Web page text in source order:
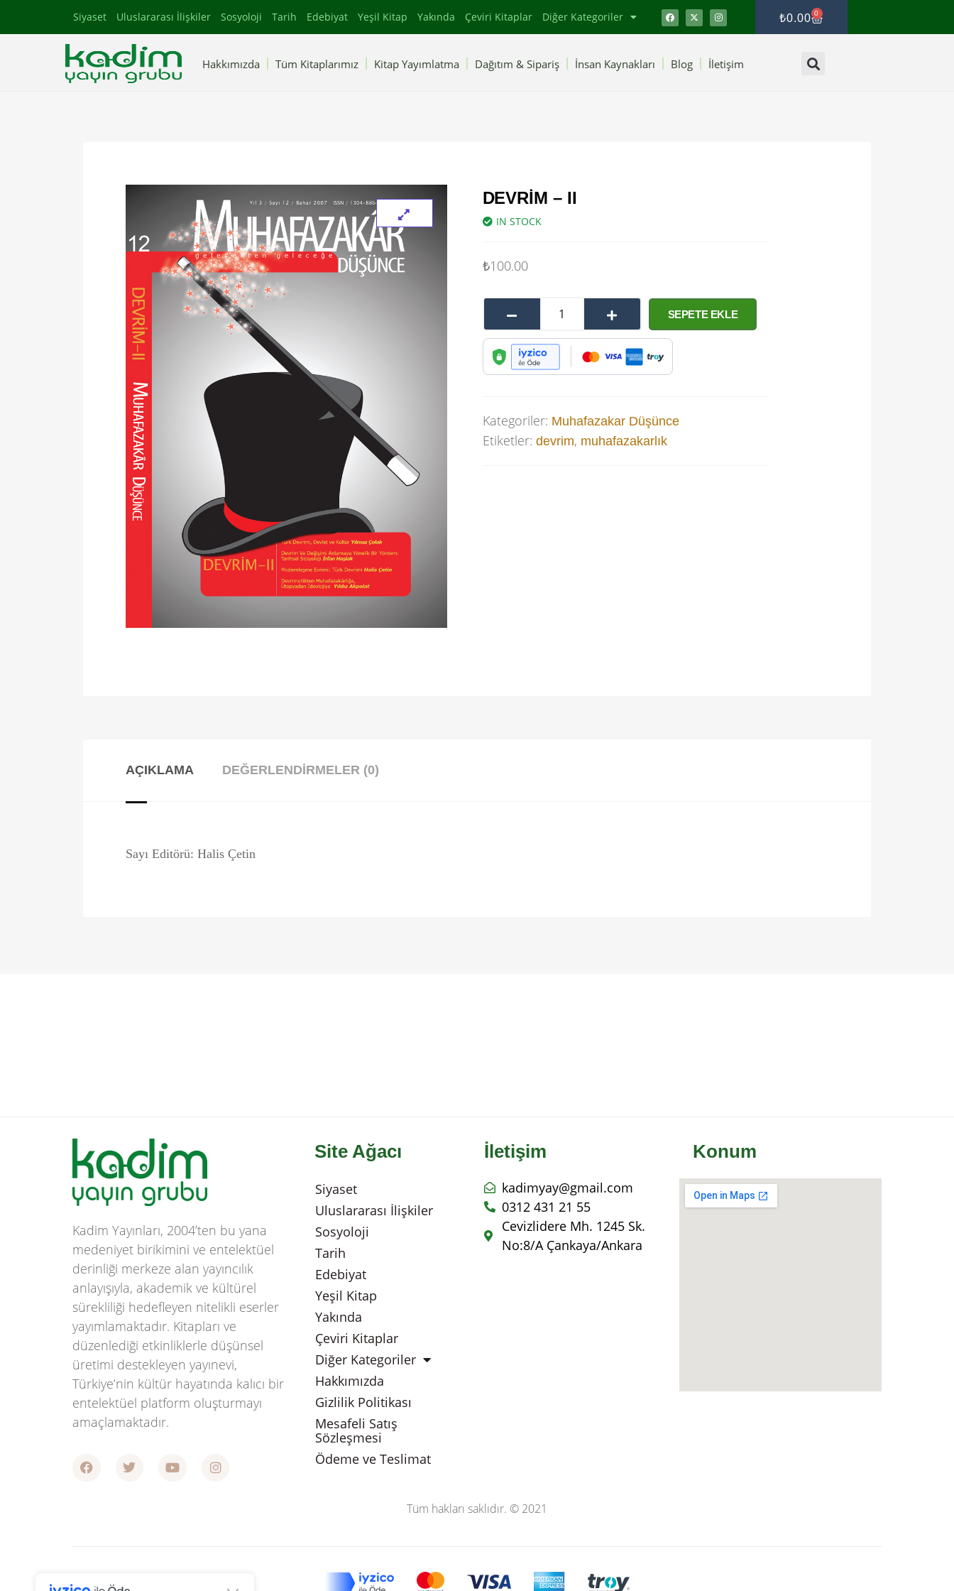
Siyaset Uluslararası İlişkiler Sosyoloji Tarih Edebiyat Yeşil Kitap Yakında Çeviri Kitaplar Diğer Kategoriler ₺0.00 0
Hakkımızda Tüm Kitaplarımız Kitap Yayımlatma Dağıtım & Sipariş İnsan Kaynakları Blog İletişim
DEVRIM – II
IN STOCK
₺100.00
SEPETE EKLE
Kategoriler: Muhafazakar Düşünce
Etiketler: devrim, muhafazakarlık
AÇIKLAMA DEĞERLENDIRMELER (0)
Sayı Editörü: Halis Çetin
Kadim Yayınları, 2004’ten bu yana
medeniyet birikimini ve entelektüel
derinliği merkeze alan yayıncılık
anlayışıyla, akademik ve kültürel
sürekliliği hedefleyen nitelikli eserler
yayımlamaktadır. Kitapları ve
düzenlediği etkinliklerle düşünsel
üretimi destekleyen yayınevi,
Türkiye’nin kültür hayatında kalıcı bir
entelektüel platform oluşturmayı
amaçlamaktadır.
Site Ağacı
Siyaset
Uluslararası İlişkiler
Sosyoloji
Tarih
Edebiyat
Yeşil Kitap
Yakında
Çeviri Kitaplar
Diğer Kategoriler
Hakkımızda
Gizlilik Politikası
Mesafeli Satış
Sözleşmesi
Ödeme ve Teslimat
İletişim
kadimyay@gmail.com
0312 431 21 55
Cevizlidere Mh. 1245 Sk.
No:8/A Çankaya/Ankara
Konum
Tüm hakları saklıdır. © 2021